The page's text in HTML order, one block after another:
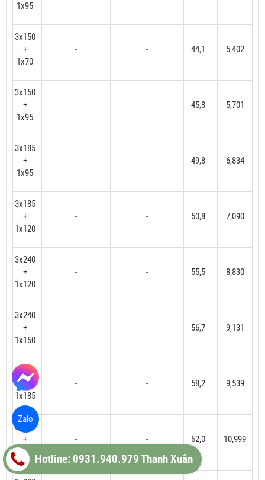
1x95
3x150
+
1x70
- - 44,1 5,402
3x150
+
1x95
- - 45,8 5,701
3x185
+
1x95
- - 49,8 6,834
3x185
+
1x120
- - 50,8 7,090
3x240
+
1x120
- - 55,5 8,830
3x240
+
1x150
- - 56,7 9,131
3x240
+
1x185
- - 58,2 9,539
3x300
+
1x150
- - 62,0 10,999
Hotline: 0931.940.979 Thanh Xuân
Zalo